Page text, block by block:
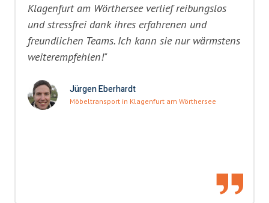
Klagenfurt am Wörthersee verlief reibungslos
und stressfrei dank ihres erfahrenen und
freundlichen Teams. Ich kann sie nur wärmstens
weiterempfehlen!"
Jürgen Eberhardt
Möbeltransport in Klagenfurt am Wörthersee